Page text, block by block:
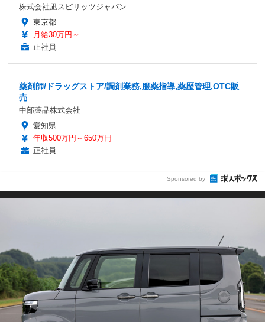
株式会社凪スピリッツジャパン
東京都
月給30万円～
正社員
薬剤師/ドラッグストア/調剤業務,服薬指導,薬歴管理,OTC販
売
中部薬品株式会社
愛知県
年収500万円～650万円
正社員
Sponsored by